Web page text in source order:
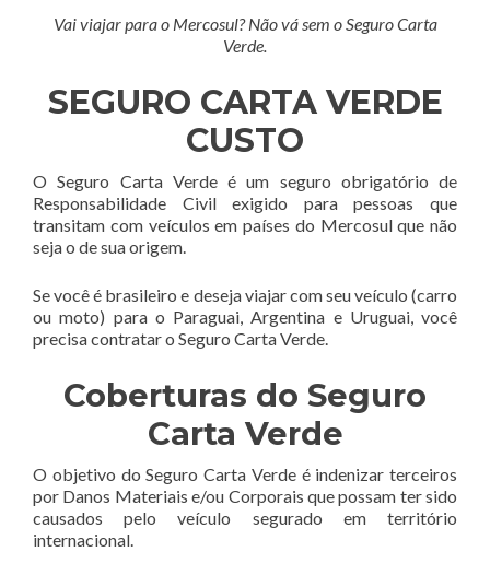
Vai viajar para o Mercosul? Não vá sem o Seguro Carta
Verde.
SEGURO CARTA VERDE
CUSTO
O Seguro Carta Verde é um seguro obrigatório de
Responsabilidade Civil exigido para pessoas que
transitam com veículos em países do Mercosul que não
seja o de sua origem.
Se você é brasileiro e deseja viajar com seu veículo (carro
ou moto) para o Paraguai, Argentina e Uruguai, você
precisa contratar o Seguro Carta Verde.
Coberturas do Seguro
Carta Verde
O objetivo do Seguro Carta Verde é indenizar terceiros
por Danos Materiais e/ou Corporais que possam ter sido
causados pelo veículo segurado em território
internacional.